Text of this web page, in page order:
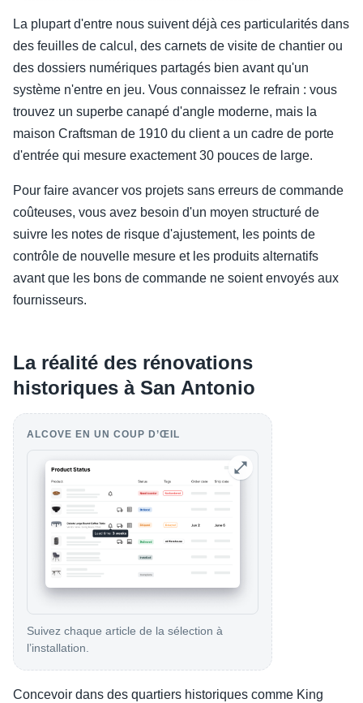
La plupart d'entre nous suivent déjà ces particularités dans
des feuilles de calcul, des carnets de visite de chantier ou
des dossiers numériques partagés bien avant qu'un
système n'entre en jeu. Vous connaissez le refrain : vous
trouvez un superbe canapé d'angle moderne, mais la
maison Craftsman de 1910 du client a un cadre de porte
d'entrée qui mesure exactement 30 pouces de large.
Pour faire avancer vos projets sans erreurs de commande
coûteuses, vous avez besoin d'un moyen structuré de
suivre les notes de risque d'ajustement, les points de
contrôle de nouvelle mesure et les produits alternatifs
avant que les bons de commande ne soient envoyés aux
fournisseurs.
La réalité des rénovations
historiques à San Antonio
ALCOVE EN UN COUP D’ŒIL
Suivez chaque article de la sélection à
l’installation.
Concevoir dans des quartiers historiques comme King